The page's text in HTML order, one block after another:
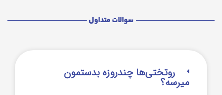
سوالات متداول
روتختی‌‌ها چندروزه بدستمون
میرسه؟